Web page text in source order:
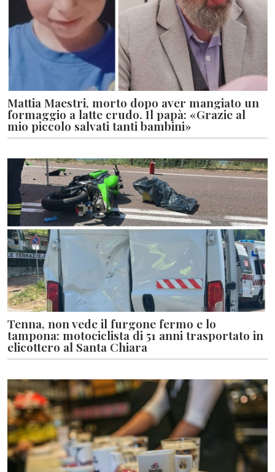
Mattia Maestri, morto dopo aver mangiato un
formaggio a latte crudo. Il papà: «Grazie al
mio piccolo salvati tanti bambini»
Tenna, non vede il furgone fermo e lo
tampona: motociclista di 51 anni trasportato in
elicottero al Santa Chiara